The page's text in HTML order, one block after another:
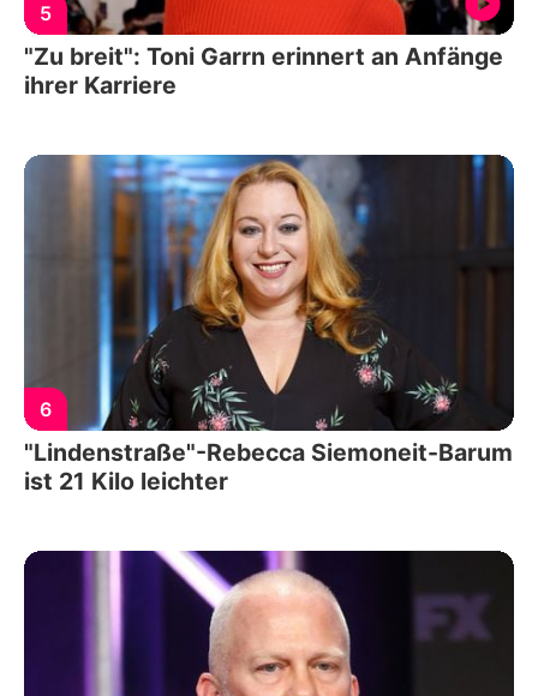
5
"Zu breit": Toni Garrn erinnert an Anfänge
ihrer Karriere
6
"Lindenstraße"-Rebecca Siemoneit-Barum
ist 21 Kilo leichter